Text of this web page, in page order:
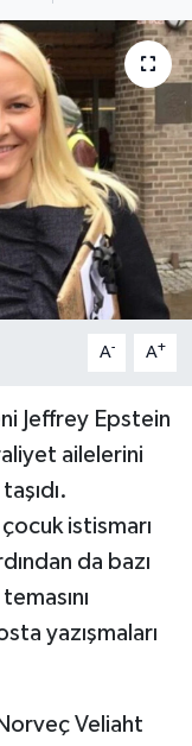
A- A+
Jeffrey Epstein
ailelerini
istismarı
da bazı
yazışmaları
Veliaht